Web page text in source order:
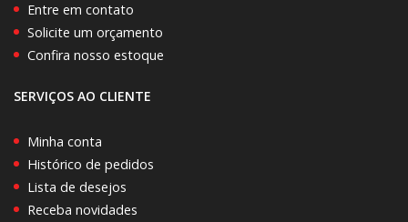
Entre em contato
Solicite um orçamento
Confira nosso estoque
SERVIÇOS AO CLIENTE
Minha conta
Histórico de pedidos
Lista de desejos
Receba novidades